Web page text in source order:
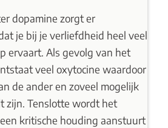
dopamine zorgt er
je bij je verliefdheid heel veel
ervaart. Als gevolg van het
veel oxytocine waardoor
de ander en zoveel mogelijk
zijn. Tenslotte wordt het
kritische houding aanstuurt